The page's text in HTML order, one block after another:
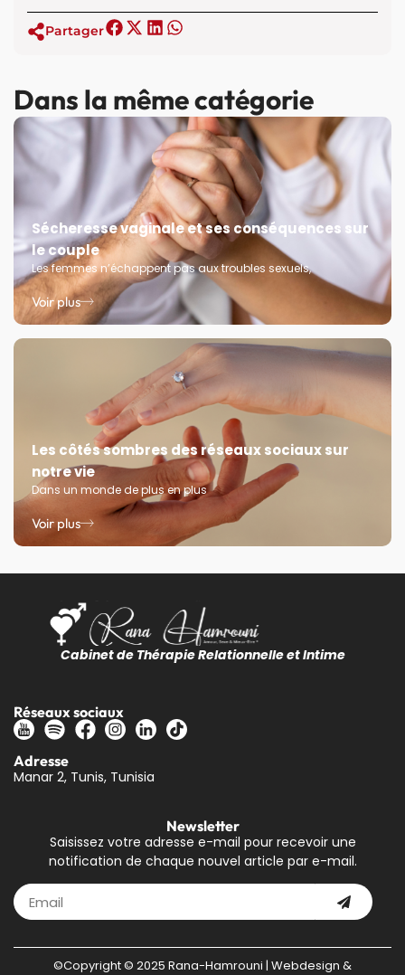
Partager
Dans la même catégorie
Sécheresse vaginale et ses conséquences sur
le couple
Les femmes n’échappent pas aux troubles sexuels,
Voir plus
Les côtés sombres des réseaux sociaux sur
notre vie
Dans un monde de plus en plus
Voir plus
Cabinet de Thérapie Relationnelle et Intime
Réseaux sociaux
Adresse
Manar 2, Tunis, Tunisia
Newsletter
Saisissez votre adresse e-mail pour recevoir une
notification de chaque nouvel article par e-mail.
©Copyright © 2025 Rana-Hamrouni | Webdesign &